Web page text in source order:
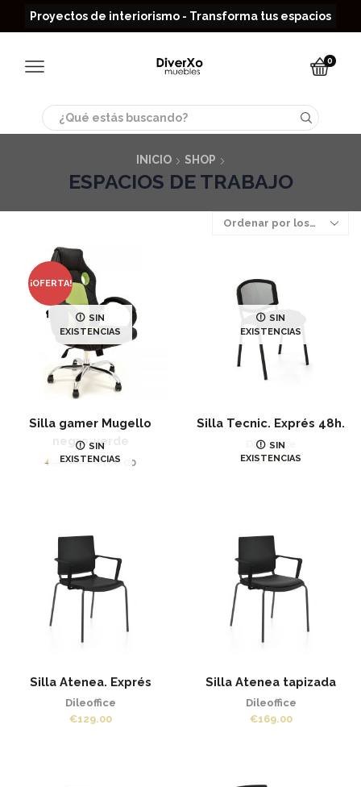
Proyectos de interiorismo - Transforma tus espacios
0
Search
INICIO
SHOP
ESPACIOS DE TRABAJO
¡OFERTA!
SIN
EXISTENCIAS
Silla gamer Mugello
negro-verde
€ 200.00El
€166.00El
SIN
EXISTENCIAS
SIN
EXISTENCIAS
Silla Tecnic. Exprés 48h.
Dileoffice
€66.55
SIN
EXISTENCIAS
Silla Atenea. Exprés
Dileoffice
€129.00
Silla Atenea tapizada
Dileoffice
€169.00